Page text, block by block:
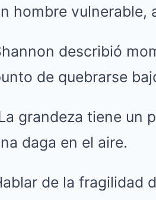
hombre vulnerable,
describió
de quebrarse
grandeza tiene un
daga en el aire.
de la fragilidad